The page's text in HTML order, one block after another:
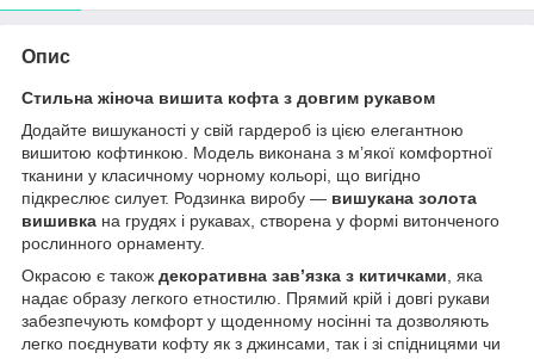
Опис
Стильна жіноча вишита кофта з довгим рукавом
Додайте вишуканості у свій гардероб із цією елегантною
вишитою кофтинкою. Модель виконана з м’якої комфортної
тканини у класичному чорному кольорі, що вигідно
підкреслює силует. Родзинка виробу — вишукана золота
вишивка на грудях і рукавах, створена у формі витонченого
рослинного орнаменту.
Окрасою є також декоративна зав’язка з китичками , яка
надає образу легкого етностилю. Прямий крій і довгі рукави
забезпечують комфорт у щоденному носінні та дозволяють
легко поєднувати кофту як з джинсами, так і зі спідницями чи